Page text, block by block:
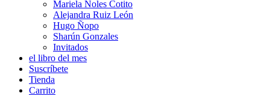
Mariela Noles Cotito
Alejandra Ruiz León
Hugo Ñopo
Sharún Gonzales
Invitados
el libro del mes
Suscríbete
Tienda
Carrito